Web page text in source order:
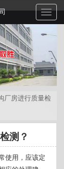
Toggle
厂房进行质量检
测？
使用，应该定